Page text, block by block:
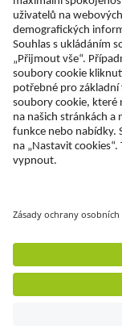
Nejnovější
Objevte Lyreco
© Lyreco
podnikatelům.
Právo
Dokumenty